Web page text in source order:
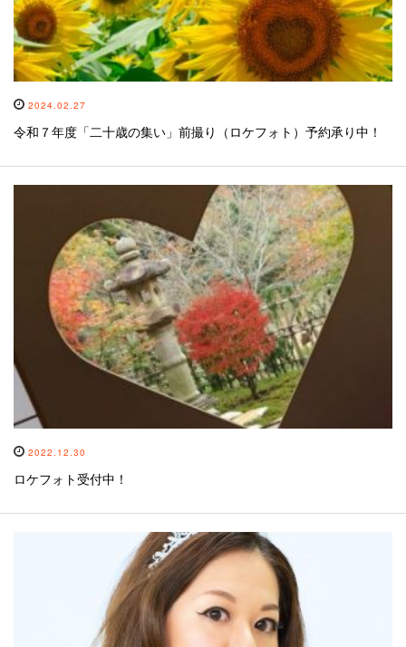
2024.02.27
令和７年度「二十歳の集い」前撮り（ロケフォト）予約承り中！
2022.12.30
ロケフォト受付中！